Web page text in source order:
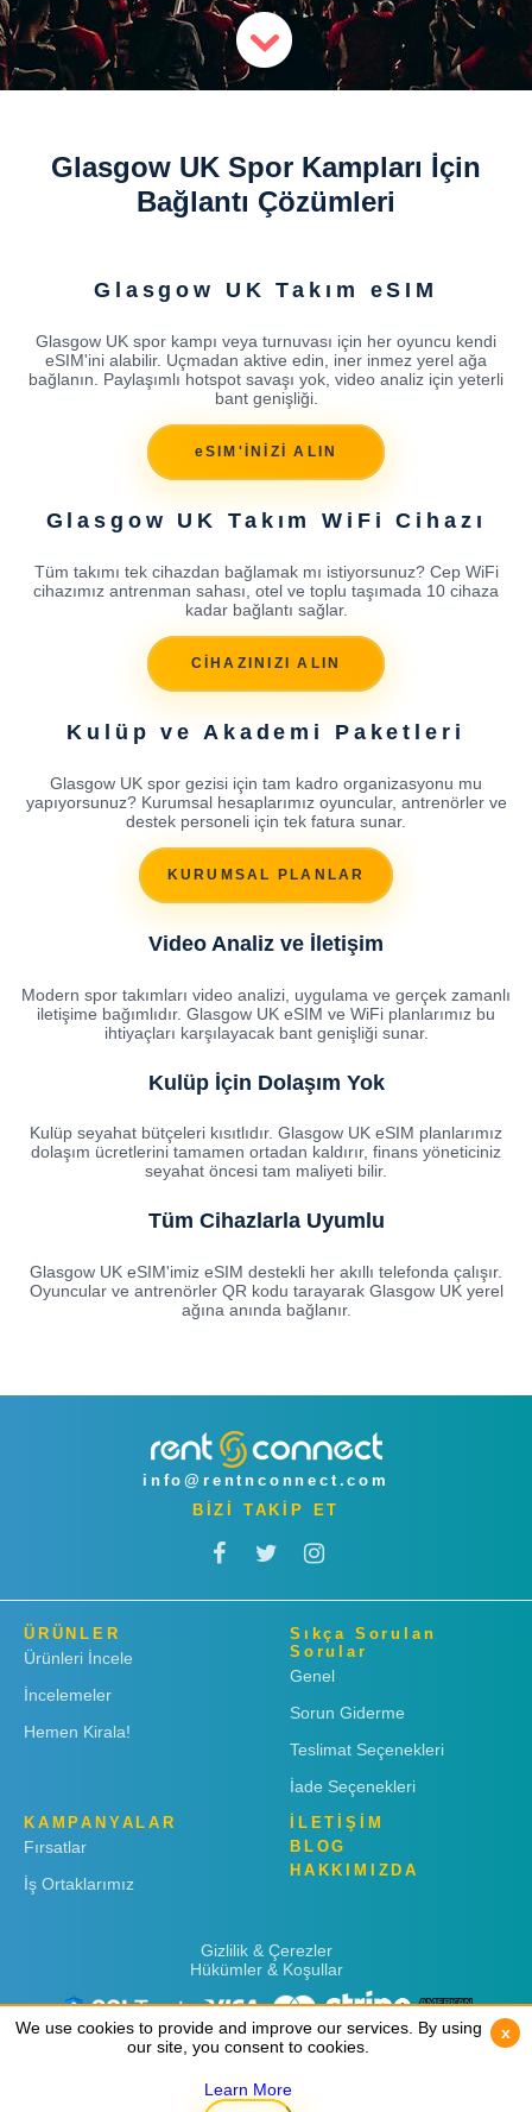
Glasgow UK Spor Kampları İçin
Bağlantı Çözümleri
Glasgow UK Takım eSIM
Glasgow UK spor kampı veya turnuvası için her oyuncu kendi
eSIM'ini alabilir. Uçmadan aktive edin, iner inmez yerel ağa
bağlanın. Paylaşımlı hotspot savaşı yok, video analiz için yeterli
bant genişliği.
eSIM'İNİZİ ALIN
Glasgow UK Takım WiFi Cihazı
Tüm takımı tek cihazdan bağlamak mı istiyorsunuz? Cep WiFi
cihazımız antrenman sahası, otel ve toplu taşımada 10 cihaza
kadar bağlantı sağlar.
CİHAZINIZI ALIN
Kulüp ve Akademi Paketleri
Glasgow UK spor gezisi için tam kadro organizasyonu mu
yapıyorsunuz? Kurumsal hesaplarımız oyuncular, antrenörler ve
destek personeli için tek fatura sunar.
KURUMSAL PLANLAR
Video Analiz ve İletişim
Modern spor takımları video analizi, uygulama ve gerçek zamanlı
iletişime bağımlıdır. Glasgow UK eSIM ve WiFi planlarımız bu
ihtiyaçları karşılayacak bant genişliği sunar.
Kulüp İçin Dolaşım Yok
Kulüp seyahat bütçeleri kısıtlıdır. Glasgow UK eSIM planlarımız
dolaşım ücretlerini tamamen ortadan kaldırır, finans yöneticiniz
seyahat öncesi tam maliyeti bilir.
Tüm Cihazlarla Uyumlu
Glasgow UK eSIM'imiz eSIM destekli her akıllı telefonda çalışır.
Oyuncular ve antrenörler QR kodu tarayarak Glasgow UK yerel
ağına anında bağlanır.
info@rentnconnect.com
BİZİ TAKİP ET
ÜRÜNLER
Ürünleri İncele
İncelemeler
Hemen Kirala!
Sıkça Sorulan
Sorular
Genel
Sorun Giderme
Teslimat Seçenekleri
İade Seçenekleri
KAMPANYALAR
Fırsatlar
İş Ortaklarımız
İLETİŞİM
BLOG
HAKKIMIZDA
Gizlilik & Çerezler
Hükümler & Koşullar
We use cookies to provide and improve our services. By using
our site, you consent to cookies.
Learn More
x
We use cookies to provide and improve our services. By using
our site, you consent to cookies.
Learn More
x